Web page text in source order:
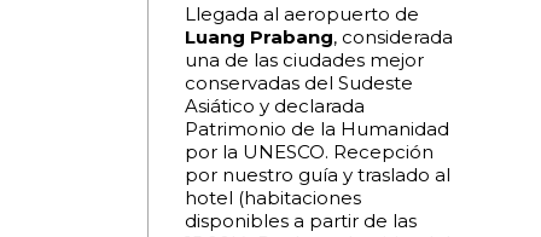
Llegada al aeropuerto de
Luang Prabang, considerada
una de las ciudades mejor
conservadas del Sudeste
Asiático y declarada
Patrimonio de la Humanidad
por la UNESCO. Recepción
por nuestro guía y traslado al
hotel (habitaciones
disponibles a partir de las